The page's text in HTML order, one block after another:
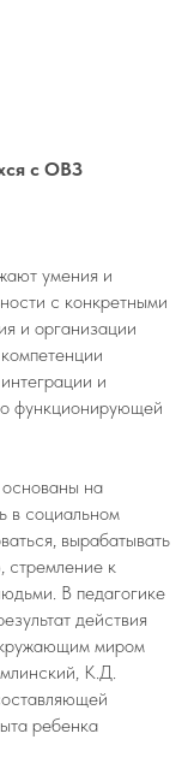
с ОВЗ
умения и
с конкретными
и организации
и
функционирующей
на
в социальном
вырабатывать
стремление к
В педагогике
действия
миром
К.Д.
ребенка